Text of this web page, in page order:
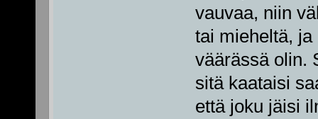
vauvaa, niin
tai mieheltä,
väärässä olin.
sitä kaataisi
että joku jäisi